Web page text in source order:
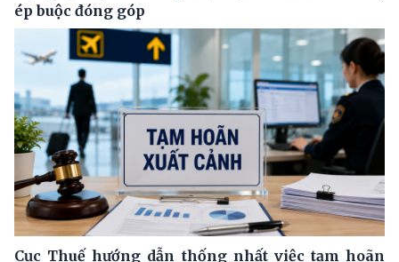
ép buộc đóng góp
Cục Thuế hướng dẫn thống nhất việc tạm hoãn